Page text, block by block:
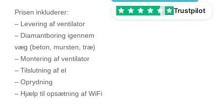
Prisen inkluderer:
– Levering af ventilator
– Diamantboring igennem
væg (beton, mursten, træ)
– Montering af ventilator
– Tilslutning af el
– Oprydning
– Hjælp til opsætning af WiFi
Trustpilot